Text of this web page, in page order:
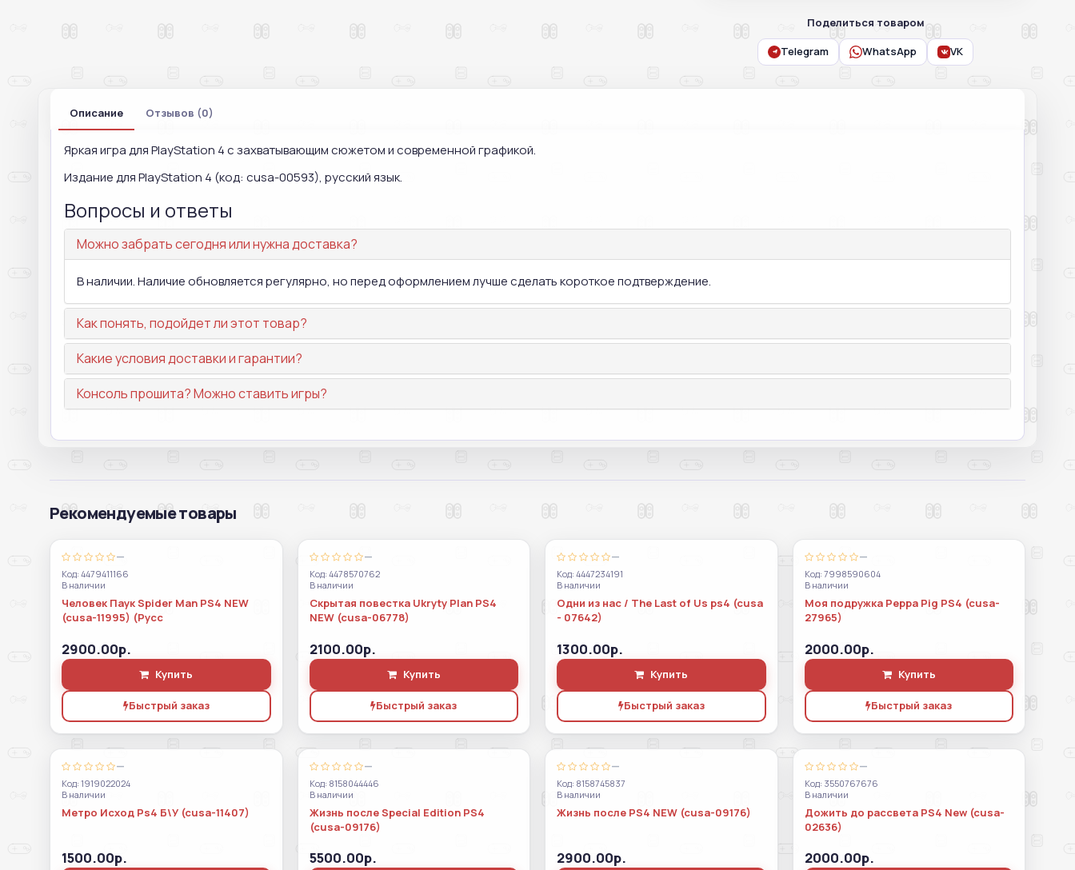
Поделиться товаром
Telegram WhatsApp VK
Описание Отзывов (0)
Яркая игра для PlayStation 4 с захватывающим сюжетом и современной графикой.
Издание для PlayStation 4 (код: cusa-00593), русский язык.
Вопросы и ответы
Можно забрать сегодня или нужна доставка?
В наличии. Наличие обновляется регулярно, но перед оформлением лучше сделать короткое подтверждение.
Как понять, подойдет ли этот товар?
Какие условия доставки и гарантии?
Консоль прошита? Можно ставить игры?
Рекомендуемые товары
—
Код: 4479411166
В наличии
Человек Паук Spider Man PS4 NEW
(cusa-11995) (Русс
2900.00р.
Купить
Быстрый заказ
—
Код: 4478570762
В наличии
Скрытая повестка Ukryty Plan PS4
NEW (cusa-06778)
2100.00р.
Купить
Быстрый заказ
—
Код: 4447234191
В наличии
Одни из нас / The Last of Us ps4 (cusa
- 07642)
1300.00р.
Купить
Быстрый заказ
—
Код: 7998590604
В наличии
Моя подружка Peppa Pig PS4 (cusa-
27965)
2000.00р.
Купить
Быстрый заказ
—
Код: 1919022024
В наличии
Метро Исход Ps4 Б\У (cusa-11407)
1500.00р.
—
Код: 8158044446
В наличии
Жизнь после Special Edition PS4
(cusa-09176)
5500.00р.
—
Код: 8158745837
В наличии
Жизнь после PS4 NEW (cusa-09176)
2900.00р.
—
Код: 3550767676
В наличии
Дожить до рассвета PS4 New (cusa-
02636)
2000.00р.